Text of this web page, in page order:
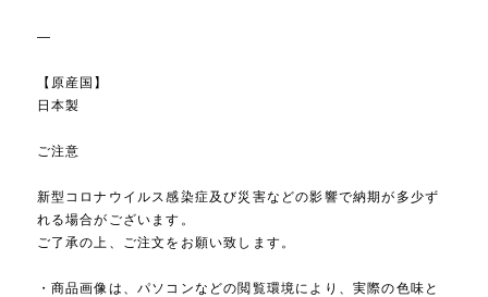
—
【原産国】
日本製
ご注意
新型コロナウイルス感染症及び災害などの影響で納期が多少ず
れる場合がございます。
ご了承の上、ご注文をお願い致します。
・商品画像は、パソコンなどの閲覧環境により、実際の色味と